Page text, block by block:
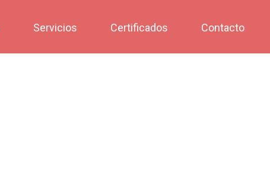
Servicios Certificados Contacto